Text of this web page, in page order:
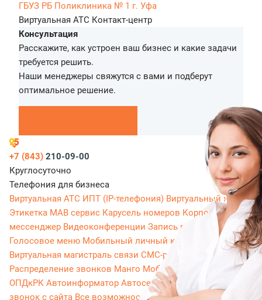
ГБУЗ РБ Поликлиника № 1 г. Уфа
Виртуальная АТС Контакт-центр
Консультация
Расскажите, как устроен ваш бизнес и какие задачи
требуется решить.
Наши менеджеры свяжутся с вами и подберут
оптимальное решение.
+7 (843) 210-09-00
Круглосуточно
Телефония для бизнеса
Виртуальная АТС ИПТ (IP-телефония) Виртуальный номер
Этикетка МАВ сервис Карусель номеров Корпоративный
мессенджер Видеоконференции Запись разговоров
Голосовое меню Мобильный личный кабинет
Виртуальная магистраль связи СМС-рассылки
Распределение звонков Манго Мобайл
ОПДкРК Автоинформатор Автосекретарь
Обратный
звонок с сайта Все возможности ВАТС